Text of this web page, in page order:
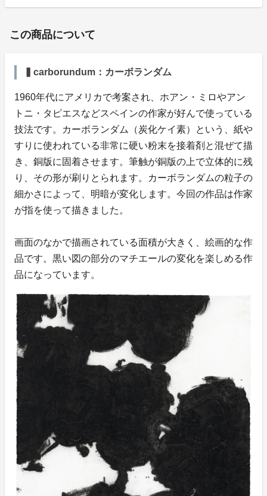
この商品について
▍carborundum：カーボランダム
1960年代にアメリカで考案され、ホアン・ミロやアン
トニ・タピエスなどスペインの作家が好んで使っている
技法です。カーボランダム（炭化ケイ素）という、紙や
すりに使われている非常に硬い粉末を接着剤と混ぜて描
き、銅版に固着させます。筆触が銅版の上で立体的に残
り、その形が刷りとられます。カーボランダムの粒子の
細かさによって、明暗が変化します。今回の作品は作家
が指を使って描きました。
画面のなかで描画されている面積が大きく、絵画的な作
品です。黒い図の部分のマチエールの変化を楽しめる作
品になっています。